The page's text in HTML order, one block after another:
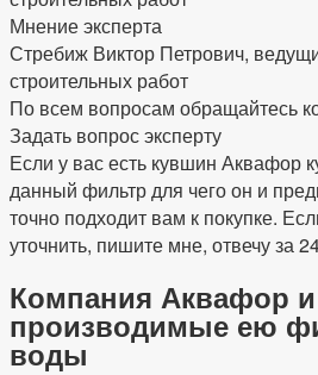
Мнение эксперта
Стребиж Виктор Петрович,
строительных работ
По всем вопросам обращайтесь
Задать вопрос эксперту
Если у вас есть кувшин Аквафор
данный фильтр для чего он и
точно подходит вам к покупке.
уточнить, пишите мне, отвечу за
Компания Аквафор и
производимые ею
воды